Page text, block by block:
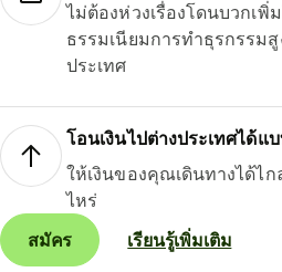
ไม่ต้องห่วงเรื่องโดนบวกเ
ธรรมเนียมการทำธุรกรรม
ประเทศ
โอนเงินไปต่างประเทศได้แ
ให้เงินของคุณเดินทางได้ไก
ไหร่
สมัคร
เรียนรู้เพิ่มเติม